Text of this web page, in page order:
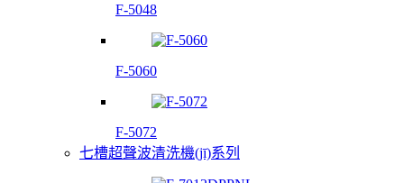
F-5048
F-5060
F-5072
七槽超聲波清洗機(jī)系列